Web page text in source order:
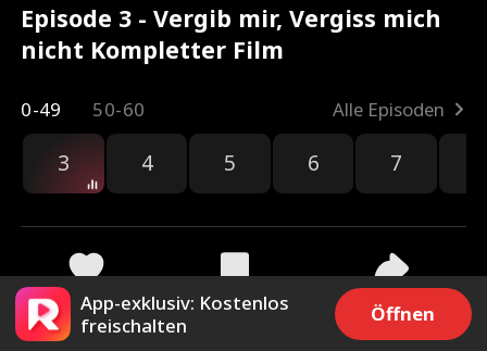
Episode 3 - Vergib mir, Vergiss mich
nicht Kompletter Film
0-49 50-60 Alle Episoden
3 4 5 6 7
474 5.7k Teilen
App-exklusiv: Kostenlos
freischalten
Öffnen